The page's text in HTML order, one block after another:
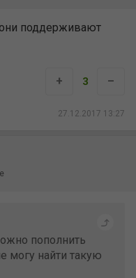
поддерживают
27.12.2017 13:27
+ 3 –
пополнить
могу найти такую